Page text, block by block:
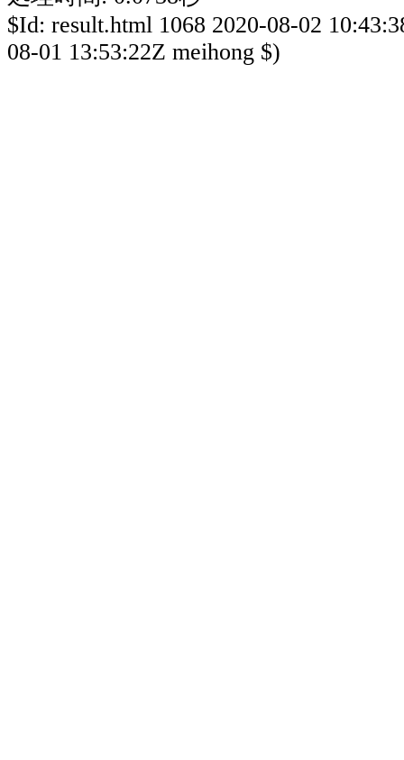
$Id: result.html 1068 2020-08-02
08-01 13:53:22Z meihong $)